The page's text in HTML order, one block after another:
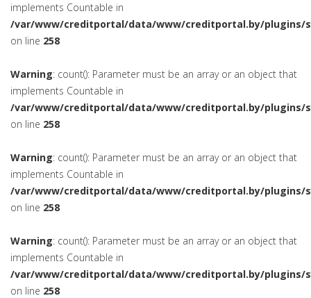
implements Countable in
/var/www/creditportal/data/www/creditportal.by/plugins/
on line 258
Warning: count(): Parameter must be an array or an object that
implements Countable in
/var/www/creditportal/data/www/creditportal.by/plugins/
on line 258
Warning: count(): Parameter must be an array or an object that
implements Countable in
/var/www/creditportal/data/www/creditportal.by/plugins/
on line 258
Warning: count(): Parameter must be an array or an object that
implements Countable in
/var/www/creditportal/data/www/creditportal.by/plugins/
on line 258